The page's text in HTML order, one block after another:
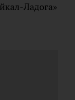
Ладога»